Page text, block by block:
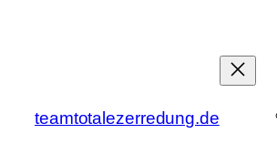
teamtotalezerredung.de